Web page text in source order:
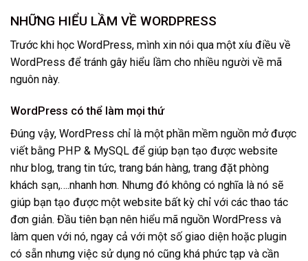
NHỮNG HIỂU LẦM VỀ WORDPRESS
Trước khi học WordPress, mình xin nói qua một xíu điều về
WordPress để tránh gây hiểu lầm cho nhiều người về mã
nguôn này.
WordPress có thể làm mọi thứ
Đúng vậy, WordPress chỉ là một phần mềm nguồn mở được
viết bằng PHP & MySQL để giúp bạn tạo được website
như blog, trang tin tức, trang bán hàng, trang đặt phòng
khách sạn,….nhanh hơn. Nhưng đó không có nghĩa là nó sẽ
giúp bạn tạo được một website bất kỳ chỉ với các thao tác
đơn giản. Đầu tiên bạn nên hiểu mã nguồn WordPress và
làm quen với nó, ngay cả với một số giao diện hoặc plugin
có sẵn nhưng việc sử dụng nó cũng khá phức tạp và cần